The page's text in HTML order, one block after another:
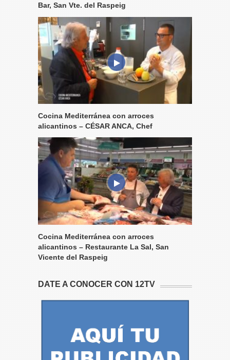
Bar, San Vte. del Raspeig
Cocina Mediterránea con arroces
alicantinos – CÉSAR ANCA, Chef
Cocina Mediterránea con arroces
alicantinos – Restaurante La Sal, San
Vicente del Raspeig
DATE A CONOCER CON 12TV